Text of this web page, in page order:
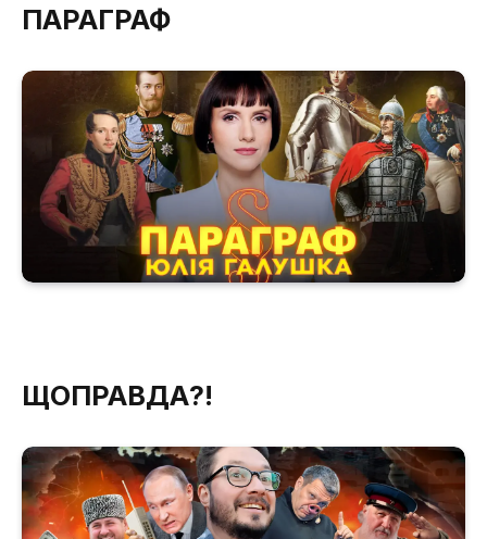
ПАРАГРАФ
ЩОПРАВДА?!